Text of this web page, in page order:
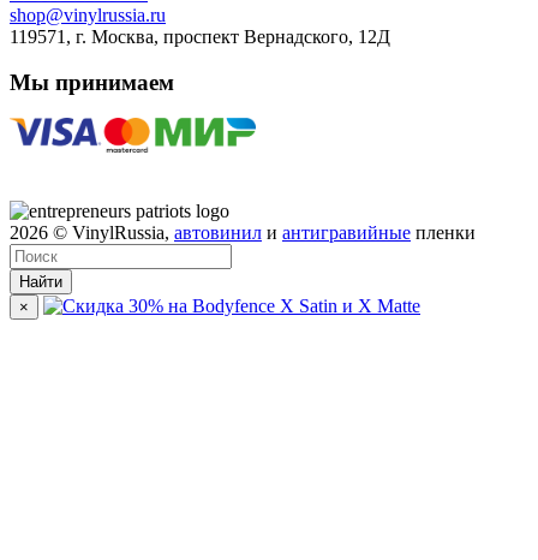
shop@vinylrussia.ru
119571, г. Москва, проспект Вернадского, 12Д
Мы принимаем
2026 © VinylRussia, автовинил и антигравийные пленки
Найти
×